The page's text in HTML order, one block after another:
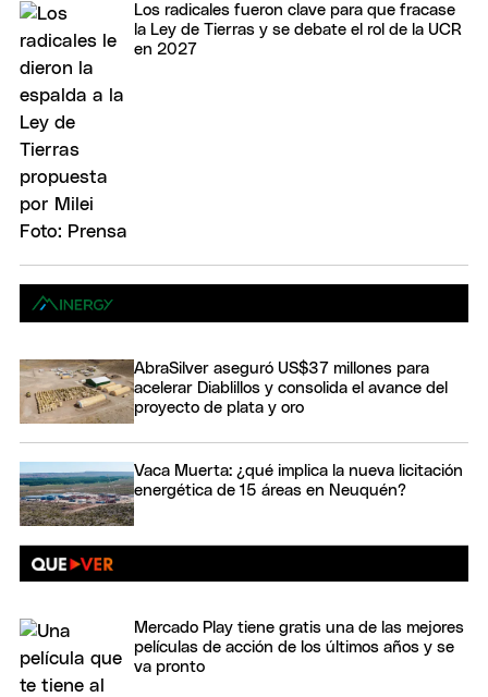
Los radicales fueron clave para que fracase
la Ley de Tierras y se debate el rol de la UCR
en 2027
AbraSilver aseguró US$37 millones para
acelerar Diablillos y consolida el avance del
proyecto de plata y oro
Vaca Muerta: ¿qué implica la nueva licitación
energética de 15 áreas en Neuquén?
Mercado Play tiene gratis una de las mejores
películas de acción de los últimos años y se
va pronto